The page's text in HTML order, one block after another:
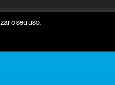
o seu uso.